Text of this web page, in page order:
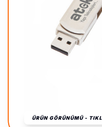
ÜRÜN GÖRÜNÜMÜ -